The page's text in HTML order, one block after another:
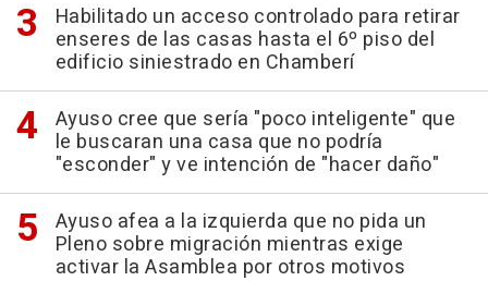
Habilitado un acceso controlado para retirar
enseres de las casas hasta el 6º piso del
edificio siniestrado en Chamberí
Ayuso cree que sería "poco inteligente" que
le buscaran una casa que no podría
"esconder" y ve intención de "hacer daño"
Ayuso afea a la izquierda que no pida un
Pleno sobre migración mientras exige
activar la Asamblea por otros motivos